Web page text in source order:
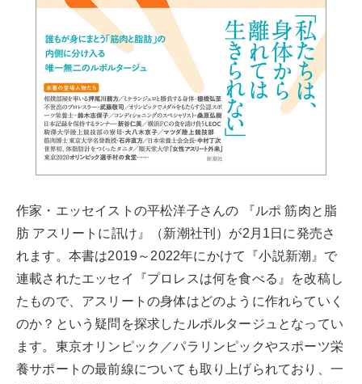
作家・エッセイストの平松洋子さんの 『ルポ 筋肉と脂
肪 アスリートに訊け』（新潮社刊）が2月1日に発売さ
れます。本書は2019～2022年にかけて『小説新潮』で
連載されたエッセイ『プロレスは何を食べる』を改稿し
たもので、アスリートの身体はどのように作れらていく
のか？という疑問を探求したルポルタージュとなってい
ます。東京オリンピック／パラリンピックやスポーツ栄
養サポートの最前線についても取り上げられており、一